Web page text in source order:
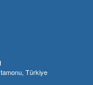
Türkiye